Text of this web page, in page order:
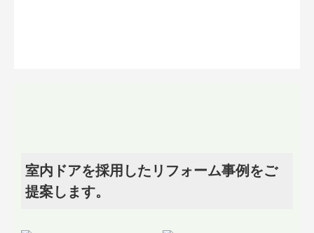
室内ドアを採用したリフォーム事例をご
提案します。